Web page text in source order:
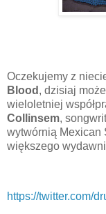
Oczekujemy z
Blood , dzisiaj
wieloletniej
Collinsem,
wytwórnią Mexican
większego
https://twitter.com/